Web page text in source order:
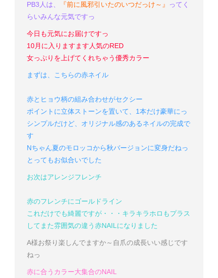
PB3人は、
『前に風邪引いたのいつだっけ～ 』
ってく
らいみんな元気ですっ
今日も元気にお届けですっ
10月に入りますます人気のRED
女っぷりを上げてくれちゃう優秀カラー
まずは、こちらの赤ネイル
赤とヒョウ柄の組み合わせがセクシー
ポイントに立体ストーンを置いて、1本だけ豪華にっ
シンプルだけど、オリジナル感のあるネイルの完成で
す
Nちゃん夏のモロッコから秋バージョンに変身だねっ
とってもお似合いでした
お次はアレンジフレンチ
赤のフレンチにゴールドライン
これだけでも綺麗ですが・・・ キラキラホロもプラス
してまた雰囲気の違う赤NAILになりました
A様お祭り楽しんでますか～ 自爪の成長いい感じです
ねっ
赤に合うカラー大集合のNAIL